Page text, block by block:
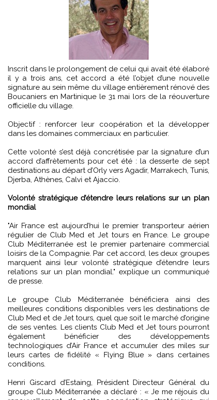
Inscrit dans le prolongement de celui qui avait été élaboré
il y a trois ans, cet accord a été l’objet d’une nouvelle
signature au sein même du village entièrement rénové des
Boucaniers en Martinique le 31 mai lors de la réouverture
officielle du village.
Objectif : renforcer leur coopération et la développer
dans les domaines commerciaux en particulier.
Cette volonté s’est déjà concrétisée par la signature d’un
accord d’affrètements pour cet été : la desserte de sept
destinations au départ d’Orly vers Agadir, Marrakech, Tunis,
Djerba, Athènes, Calvi et Ajaccio.
Volonté stratégique d’étendre leurs relations sur un plan
mondial
"Air France est aujourd’hui le premier transporteur aérien
régulier de Club Med et Jet tours en France. Le groupe
Club Méditerranée est le premier partenaire commercial
loisirs de la Compagnie. Par cet accord, les deux groupes
marquent ainsi leur volonté stratégique d’étendre leurs
relations sur un plan mondial." explique un communiqué
de presse.
Le groupe Club Méditerranée bénéficiera ainsi des
meilleures conditions disponibles vers les destinations de
Club Med et de Jet tours, quel que soit le marché d’origine
de ses ventes. Les clients Club Med et Jet tours pourront
également bénéficier des développements
technologiques d’Air France et accumuler des miles sur
leurs cartes de fidélité « Flying Blue » dans certaines
conditions.
Henri Giscard d’Estaing, Président Directeur Général du
groupe Club Méditerranée a déclaré : « Je me réjouis du